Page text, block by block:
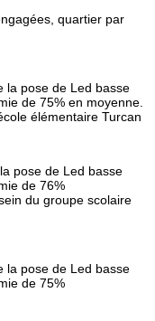
quartier par
la pose de Led basse
de 75% en moyenne.
élémentaire Turcan
pose de Led basse
de 76%
du groupe scolaire
la pose de Led basse
de 75%